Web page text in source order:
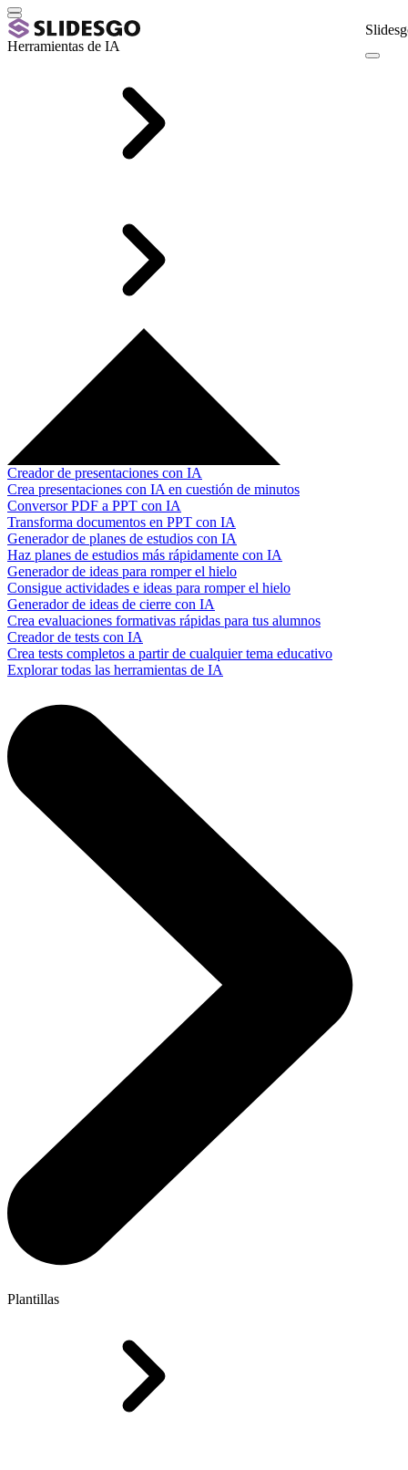
Herramientas de IA
Creador de presentaciones con IA
Crea presentaciones con IA en cuestión de minutos
Conversor PDF a PPT con IA
Transforma documentos en PPT con IA
Generador de planes de estudios con IA
Haz planes de estudios más rápidamente con IA
Generador de ideas para romper el hielo
Consigue actividades e ideas para romper el hielo
Generador de ideas de cierre con IA
Crea evaluaciones formativas rápidas para tus alumnos
Creador de tests con IA
Crea tests completos a partir de cualquier tema educativo
Explorar todas las herramientas de IA
Plantillas